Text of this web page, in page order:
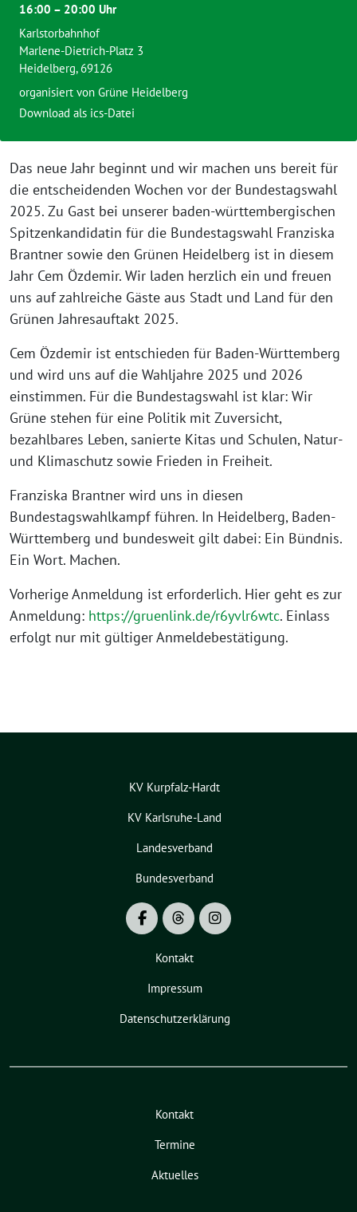
Das neue Jahr beginnt und wir machen uns bereit für
die entscheidenden Wochen vor der Bundestagswahl
2025. Zu Gast bei unserer baden-württembergischen
Spitzenkandidatin für die Bundestagswahl Franziska
Brantner sowie den Grünen Heidelberg ist in diesem
Jahr Cem Özdemir. Wir laden herzlich ein und freuen
uns auf zahlreiche Gäste aus Stadt und Land für den
Grünen Jahresauftakt 2025.
Cem Özdemir ist entschieden für Baden-Württemberg
und wird uns auf die Wahljahre 2025 und 2026
einstimmen. Für die Bundestagswahl ist klar: Wir
Grüne stehen für eine Politik mit Zuversicht,
bezahlbares Leben, sanierte Kitas und Schulen, Natur-
und Klimaschutz sowie Frieden in Freiheit.
Franziska Brantner wird uns in diesen
Bundestagswahlkampf führen. In Heidelberg, Baden-
Württemberg und bundesweit gilt dabei: Ein Bündnis.
Ein Wort. Machen.
Vorherige Anmeldung ist erforderlich. Hier geht es zur
Anmeldung: https://gruenlink.de/r6yvlr6wtc. Einlass
erfolgt nur mit gültiger Anmeldebestätigung.
16:00 – 20:00 Uhr
Karlstorbahnhof
Marlene-Dietrich-Platz 3
Heidelberg, 69126
organisiert von Grüne Heidelberg
Download als ics-Datei
KV Kurpfalz-Hardt
KV Karlsruhe-Land
Landesverband
Bundesverband
Kontakt
Impressum
Datenschutzerklärung
Kontakt
Termine
Aktuelles